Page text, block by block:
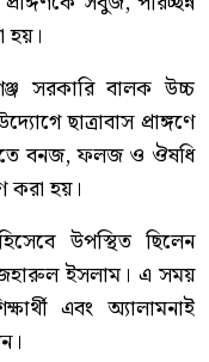
হয়।
সরকারি বালক উচ্চ
ছাত্রাবাস প্রাঙ্গণে
বনজ, ফলজ ও ঔষধি
করা হয়।
উপস্থিত ছিলেন
ইসলাম। এ সময়
এবং অ্যালামনাই